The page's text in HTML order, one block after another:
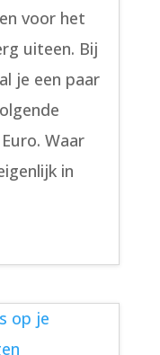
voor het
uiteen. Bij
je een paar
Waar
in